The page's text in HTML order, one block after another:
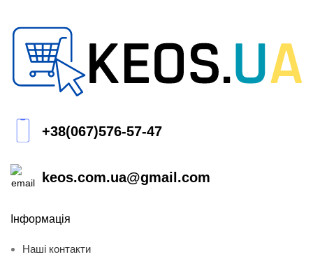
+38(067)576-57-47
keos.com.ua@gmail.com
Інформація
Наші контакти